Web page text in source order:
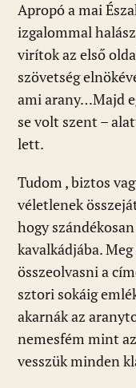
Apropó a mai
izgalommal
virítok az első
szövetség
ami arany…Majd
se volt szent –
lett.
Tudom , biztos
véletlenek
hogy
kavalkádjába.
összeolvasni a
sztori sokáig
akarnák az
nemesfém mint
vesszük minden